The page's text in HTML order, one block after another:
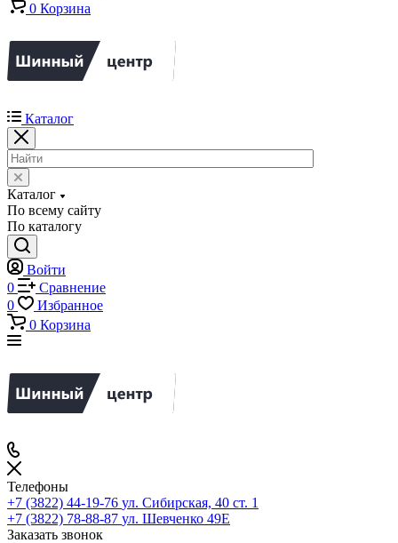
0 Корзина
Каталог
Каталог
По всему сайту
По каталогу
Войти
0
Сравнение
0
Избранное
0 Корзина
Телефоны
+7 (3822) 44-19-76 ул. Сибирская, 40 ст. 1
+7 (3822) 78-88-87 ул. Шевченко 49Е
Заказать звонок